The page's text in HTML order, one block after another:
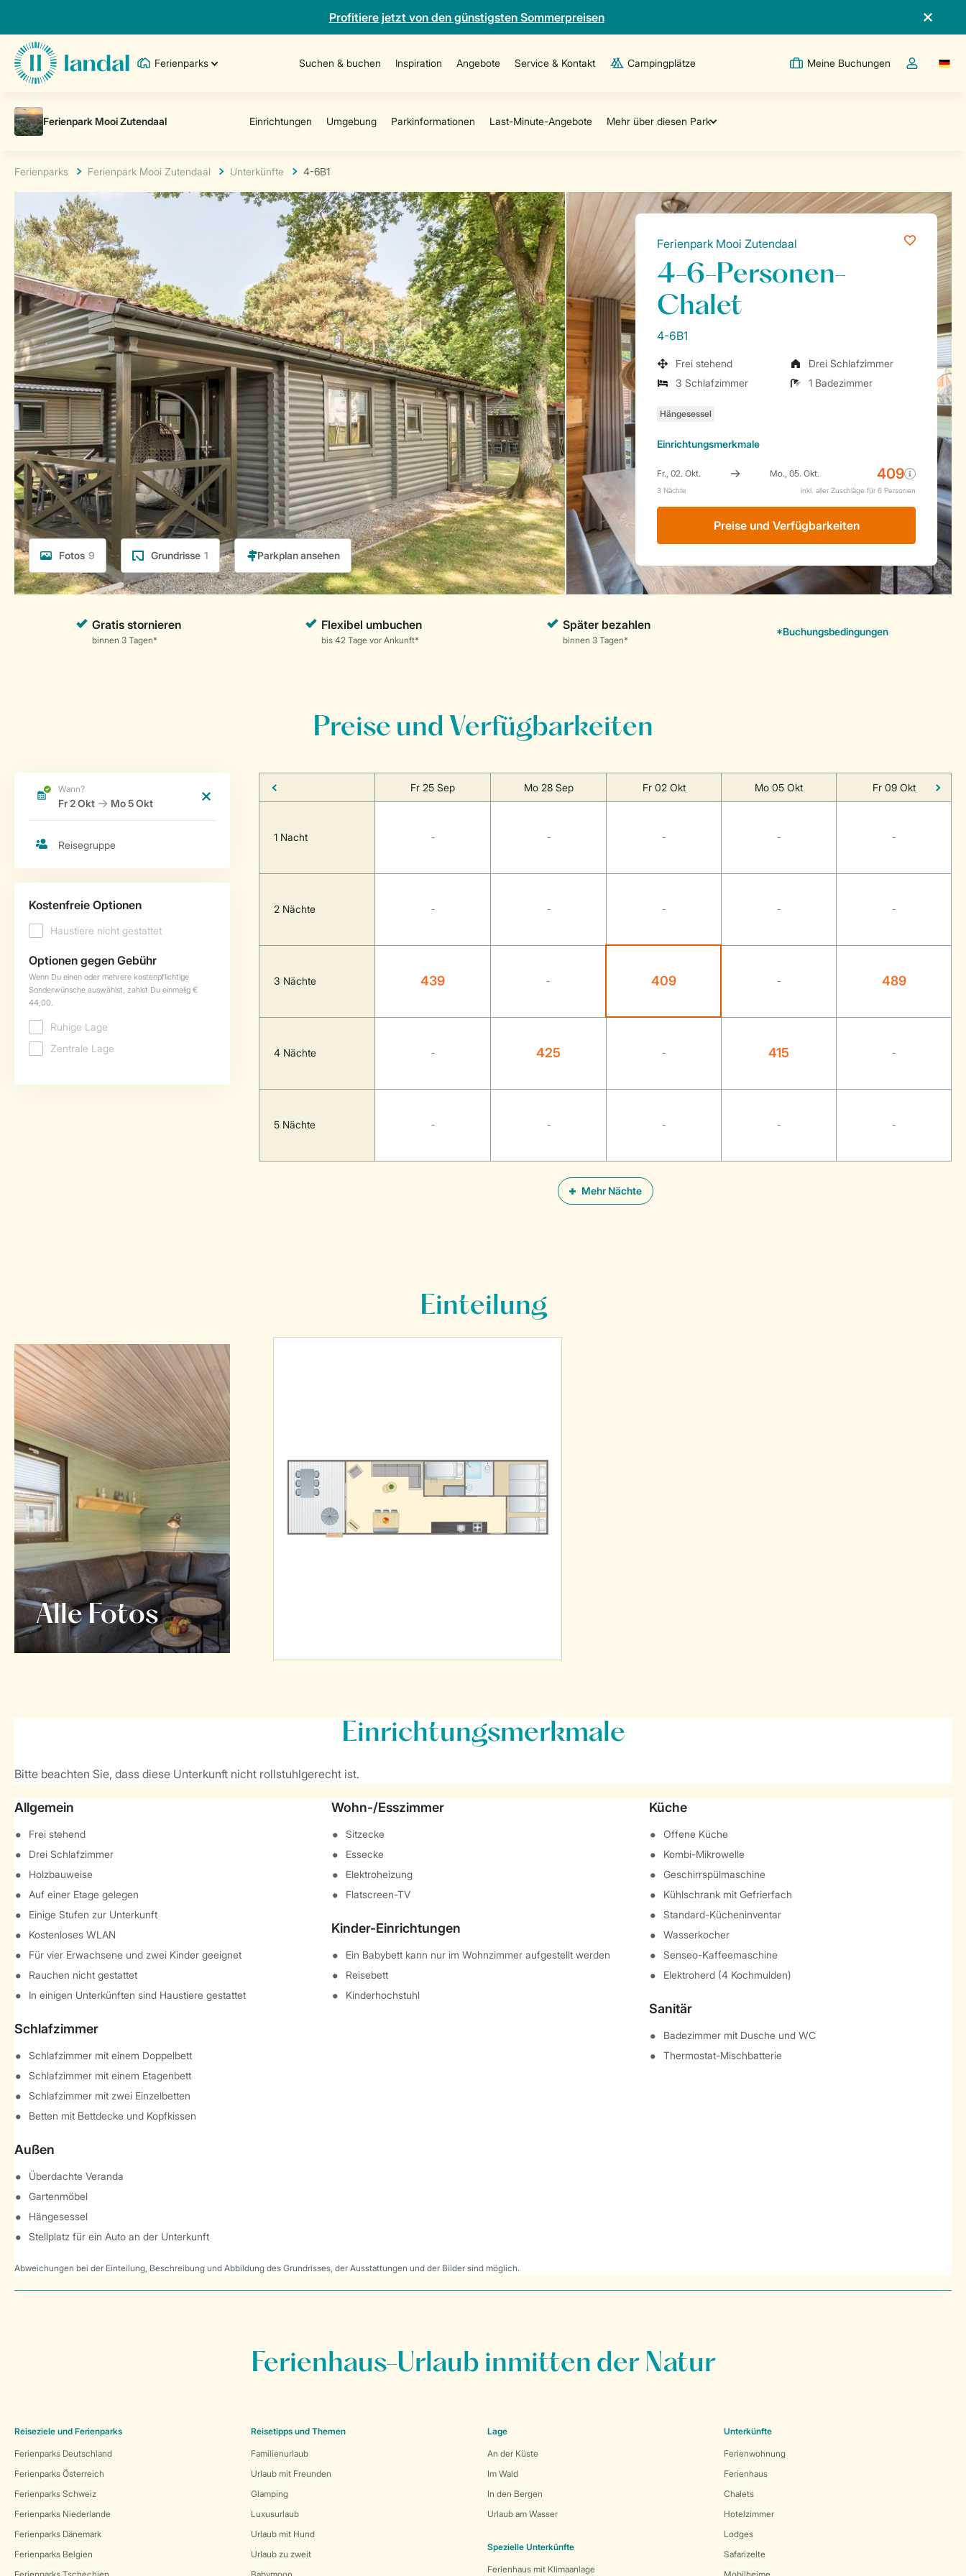
Profitiere jetzt von den günstigsten Sommerpreisen
Ferienparks Suchen & buchen Inspiration Angebote Service & Kontakt Campingplätze Meine Buchungen
Dropdown-
Ferienparks Ferienpark Mooi Zutendaal Unterkünfte 4-6B1
Fotos 9 Grundrisse 1
Ferienpark Mooi Zutendaal
4-6-Personen-
Chalet
4-6B1
Frei stehend
Drei Schlafzimmer
3 Schlafzimmer
1 Badezimmer
Einrichtungsmerkmale
Preise und Verfügbarkeiten
Preise und Verfügbarkeiten
Mehr Nächte
Fr 25 Sep Mo 28 Sep Fr 02 Okt Mo 05 Okt Fr 09 Okt
1 Nacht - - - - -
2 Nächte - - - - -
3 Nächte 439 - 409 - 489
4 Nächte - 425 - 415 -
5 Nächte - - - - -
Einteilung
Alle Fotos
Einrichtungsmerkmale
Bitte beachten Sie, dass diese Unterkunft nicht rollstuhlgerecht ist.
Allgemein
Frei stehend
Drei Schlafzimmer
Holzbauweise
Auf einer Etage gelegen
Einige Stufen zur Unterkunft
Kostenloses WLAN
Für vier Erwachsene und zwei Kinder geeignet
Rauchen nicht gestattet
In einigen Unterkünften sind Haustiere gestattet
Schlafzimmer
Schlafzimmer mit einem Doppelbett
Schlafzimmer mit einem Etagenbett
Schlafzimmer mit zwei Einzelbetten
Betten mit Bettdecke und Kopfkissen
Außen
Überdachte Veranda
Gartenmöbel
Hängesessel
Stellplatz für ein Auto an der Unterkunft
Wohn-/Esszimmer
Sitzecke
Essecke
Elektroheizung
Flatscreen-TV
Kinder-Einrichtungen
Ein Babybett kann nur im Wohnzimmer aufgestellt werden
Reisebett
Kinderhochstuhl
Küche
Offene Küche
Kombi-Mikrowelle
Geschirrspülmaschine
Kühlschrank mit Gefrierfach
Standard-Kücheninventar
Wasserkocher
Senseo-Kaffeemaschine
Elektroherd (4 Kochmulden)
Sanitär
Badezimmer mit Dusche und WC
Thermostat-Mischbatterie
Abweichungen bei der Einteilung, Beschreibung und Abbildung des Grundrisses, der Ausstattungen und der Bilder sind möglich.
Ferienhaus-Urlaub inmitten der Natur
Reiseziele und Ferienparks
Ferienparks Deutschland
Ferienparks Österreich
Ferienparks Schweiz
Ferienparks Niederlande
Ferienparks Dänemark
Ferienparks Belgien
Reisetipps und Themen
Familienurlaub
Urlaub mit Freunden
Glamping
Luxusurlaub
Urlaub mit Hund
Urlaub zu zweit
Lage
An der Küste
Im Wald
In den Bergen
Urlaub am Wasser
Spezielle Unterkünfte
Ferienhaus mit Klimaanlage
Unterkünfte
Ferienwohnung
Ferienhaus
Chalets
Hotelzimmer
Lodges
Safarizelte